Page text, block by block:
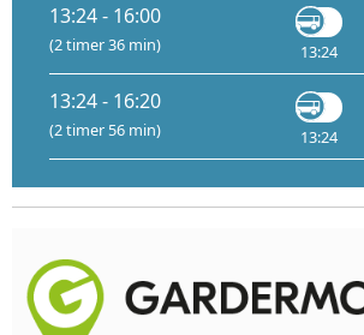
13:24 - 16:00
(2 timer 36 min) 13:24
13:24 - 16:20
(2 timer 56 min) 13:24